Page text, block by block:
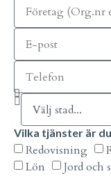
Vilka tjänster är
Redovisning
Lön
Jord och